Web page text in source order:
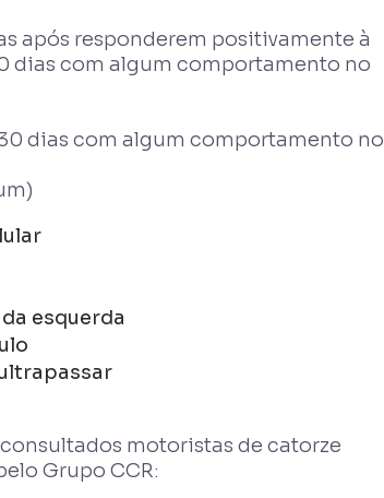
após responderem positivamente à
dias com algum comportamento no
dias com algum comportamento no
esquerda
motoristas de catorze
Grupo CCR: